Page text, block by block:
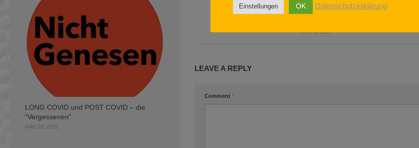
YouTube or “The spirits, that I
MAY 8, 2019
LEAVE A REPLY
Comment *
LONG COVID und POST COVID – die
“Vergessenen”
MAY 18, 2022
Einstellungen OK Datenschutzerklärung